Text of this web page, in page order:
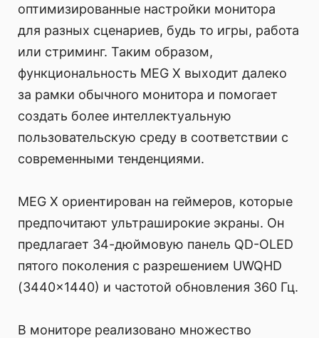
оптимизированные настройки монитора
для разных сценариев, будь то игры, работа
или стриминг. Таким образом,
функциональность MEG X выходит далеко
за рамки обычного монитора и помогает
создать более интеллектуальную
пользовательскую среду в соответствии с
современными тенденциями.
MEG X ориентирован на геймеров, которые
предпочитают ультраширокие экраны. Он
предлагает 34-дюймовую панель QD-OLED
пятого поколения с разрешением UWQHD
(3440x1440) и частотой обновления 360 Гц.
В мониторе реализовано множество